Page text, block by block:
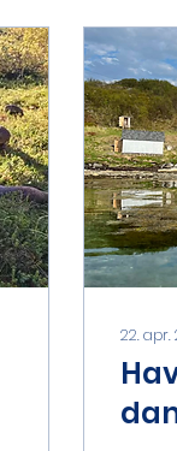
22. apr.